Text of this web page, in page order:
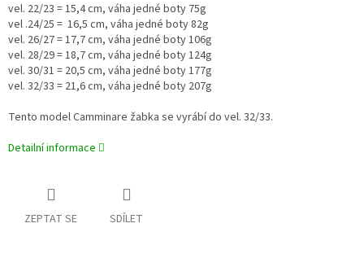
vel. 22/23 = 15,4 cm, váha jedné boty 75g
vel .24/25 = 16,5 cm, váha jedné boty 82g
vel. 26/27 = 17,7 cm, váha jedné boty 106g
vel. 28/29 = 18,7 cm, váha jedné boty 124g
vel. 30/31 = 20,5 cm, váha jedné boty 177g
vel. 32/33 = 21,6 cm, váha jedné boty 207g
Tento model Camminare žabka se vyrábí do vel. 32/33.
Detailní informace
ZEPTAT SE SDÍLET